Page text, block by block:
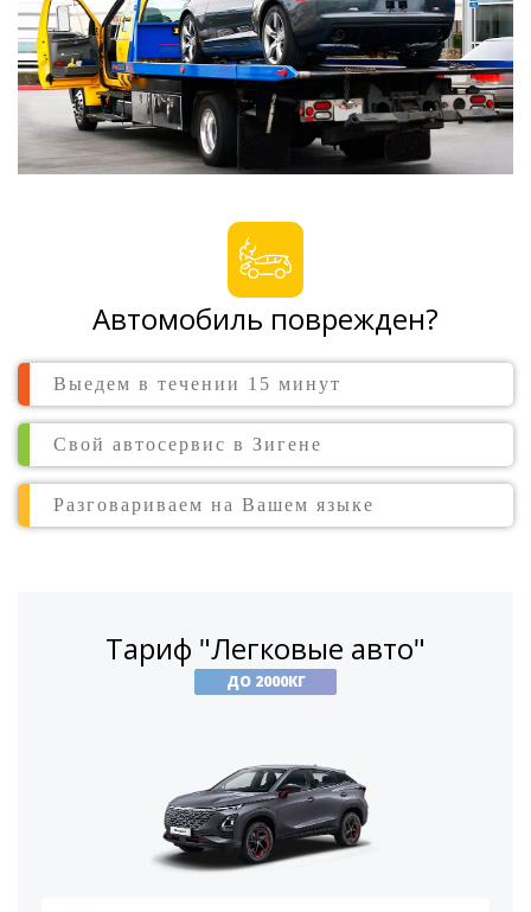
Автомобиль поврежден?
Выедем в течении 15 минут
Свой автосервис в Зигене
Разговариваем на Вашем языке
Тариф "Легковые авто"
ДО 2000КГ